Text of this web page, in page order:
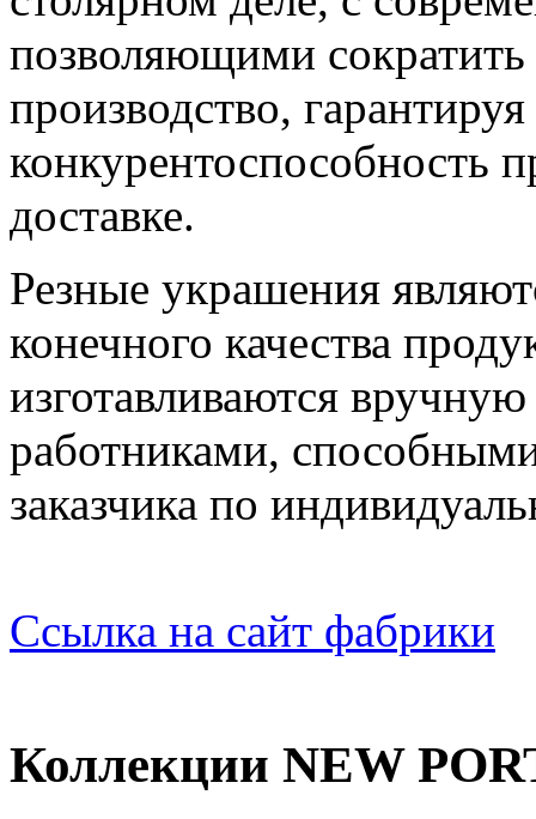
позволяющими сократить
производство,
конкурентоспособность
доставке.
Резные украшения
конечного качества
изготавливаются
работниками,
заказчика по
Ссылка на сайт фабрики
Коллекции NEW